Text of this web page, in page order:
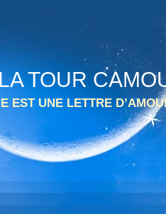
TOUR
EST UNE LETTRE